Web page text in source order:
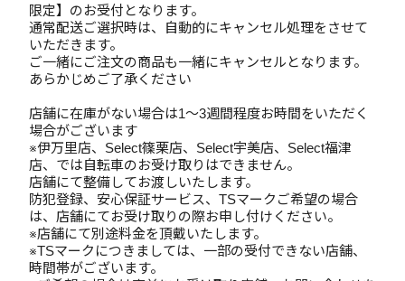
限定】のお受付となります。
通常配送ご選択時は、自動的にキャンセル処理をさせて
いただきます。
ご一緒にご注文の商品も一緒にキャンセルとなります。
あらかじめご了承ください
店舗に在庫がない場合は1～3週間程度お時間をいただく
場合がございます
※伊万里店、Select篠栗店、Select宇美店、Select福津
店、では自転車のお受け取りはできません。
店舗にて整備してお渡しいたします。
防犯登録、安心保証サービス、TSマークご希望の場合
は、店舗にてお受け取りの際お申し付けください。
※店舗にて別途料金を頂戴いたします。
※TSマークにつきましては、一部の受付できない店舗、
時間帯がございます。